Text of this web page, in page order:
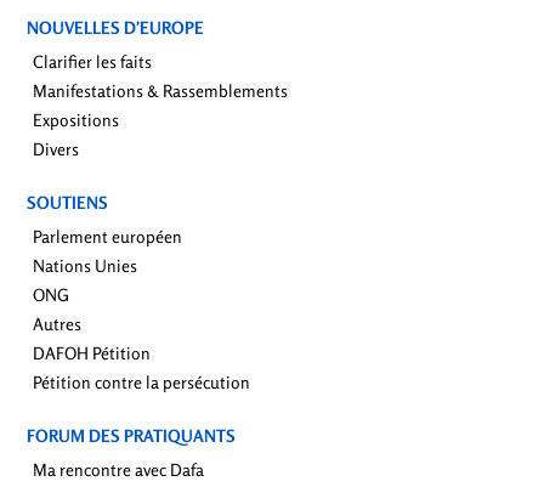
NOUVELLES D’EUROPE
Clarifier les faits
Manifestations & Rassemblements
Expositions
Divers
SOUTIENS
Parlement européen
Nations Unies
ONG
Autres
DAFOH Pétition
Pétition contre la persécution
FORUM DES PRATIQUANTS
Ma rencontre avec Dafa